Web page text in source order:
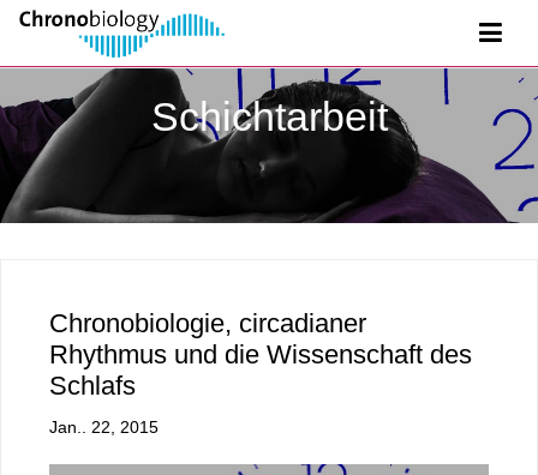
Schichtarbeit
Chronobiologie, circadianer
Rhythmus und die Wissenschaft des
Schlafs
Jan.. 22, 2015